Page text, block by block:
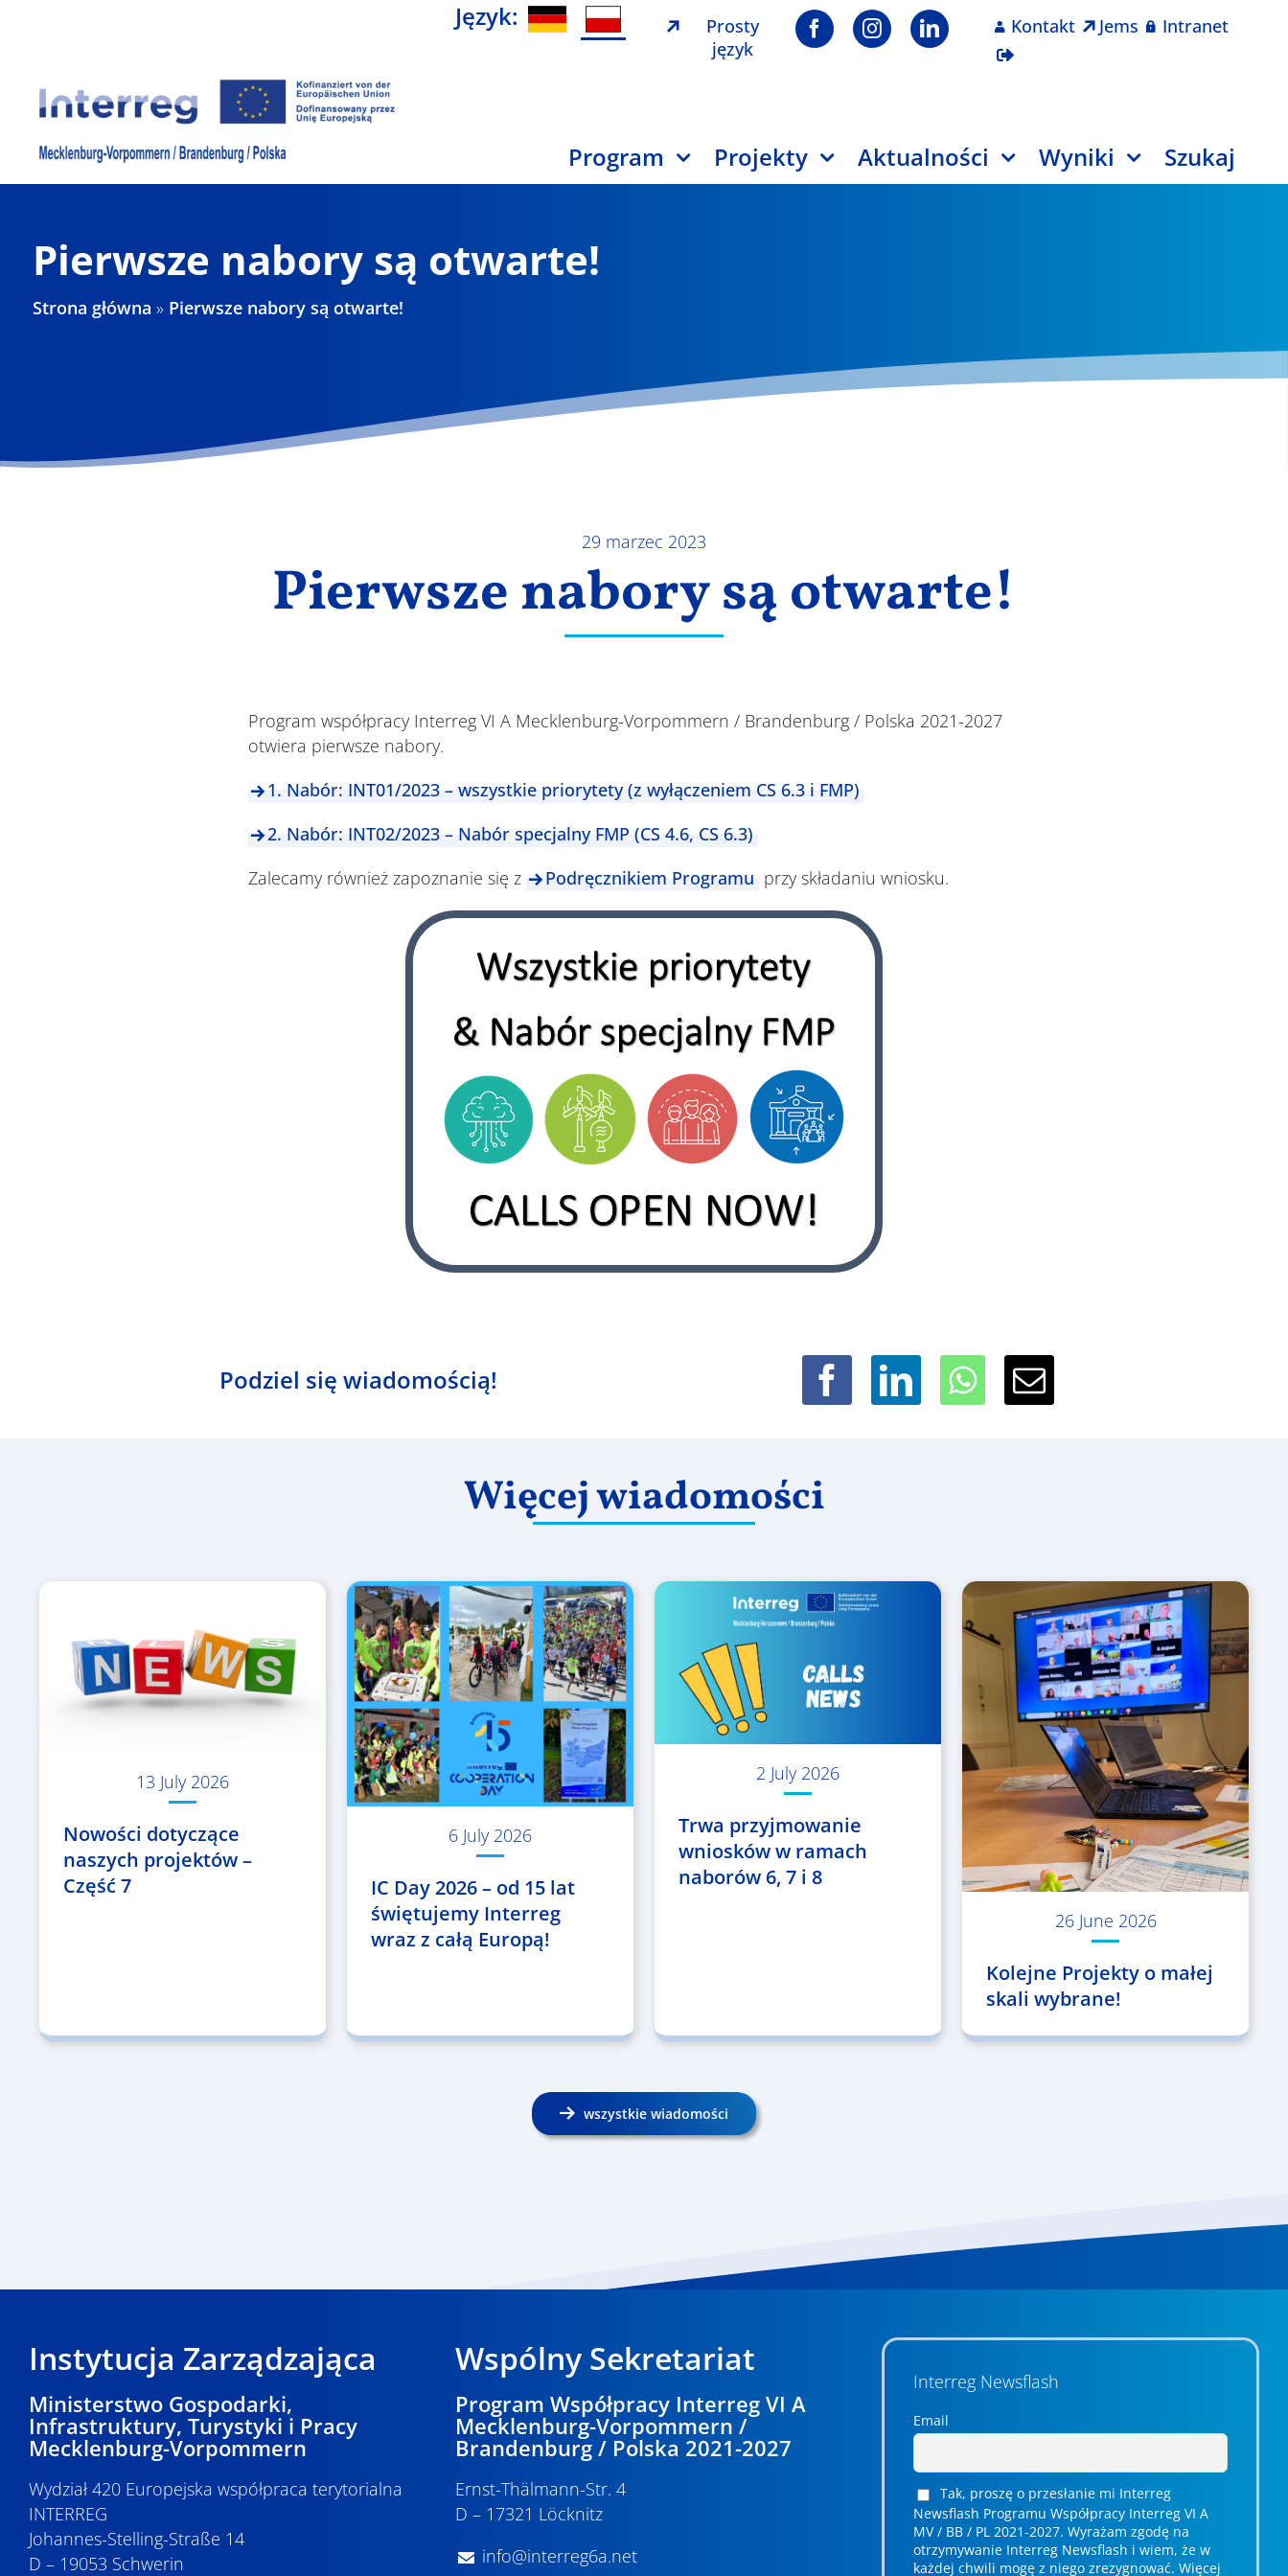
Język:
Prosty
język
Kontakt Jems Intranet
Program Projekty Aktualności Wyniki Szukaj
Pierwsze nabory są otwarte!
Strona główna » Pierwsze nabory są otwarte!
29 marzec 2023
Pierwsze nabory są otwarte!
Program współpracy Interreg VI A Mecklenburg-Vorpommern / Brandenburg / Polska 2021-2027
otwiera pierwsze nabory.
1. Nabór: INT01/2023 – wszystkie priorytety (z wyłączeniem CS 6.3 i FMP)
2. Nabór: INT02/2023 – Nabór specjalny FMP (CS 4.6, CS 6.3)
Zalecamy również zapoznanie się z
Podręcznikiem Programu przy składaniu wniosku.
Podziel się wiadomością!
Więcej wiadomości
13 July 2026
Nowości dotyczące
naszych projektów –
Część 7
6 July 2026
IC Day 2026 – od 15 lat
świętujemy Interreg
wraz z całą Europą!
2 July 2026
Trwa przyjmowanie
wniosków w ramach
naborów 6, 7 i 8
26 June 2026
Kolejne Projekty o małej
skali wybrane!
wszystkie wiadomości
Instytucja Zarządzająca
Ministerstwo Gospodarki,
Infrastruktury, Turystyki i Pracy
Mecklenburg-Vorpommern
Wydział 420 Europejska współpraca terytorialna
INTERREG
Johannes-Stelling-Straße 14
D – 19053 Schwerin
Wspólny Sekretariat
Program Współpracy Interreg VI A
Mecklenburg-Vorpommern /
Brandenburg / Polska 2021-2027
Ernst-Thälmann-Str. 4
D – 17321 Löcknitz
info@interreg6a.net
Interreg Newsflash
Email
Tak, proszę o przesłanie mi Interreg
Newsflash Programu Współpracy Interreg VI A
MV / BB / PL 2021-2027. Wyrażam zgodę na
otrzymywanie Interreg Newsflash i wiem, że w
każdej chwili mogę z niego zrezygnować. ­­Więcej